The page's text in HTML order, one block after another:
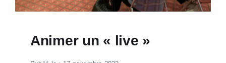
Animer un « live »